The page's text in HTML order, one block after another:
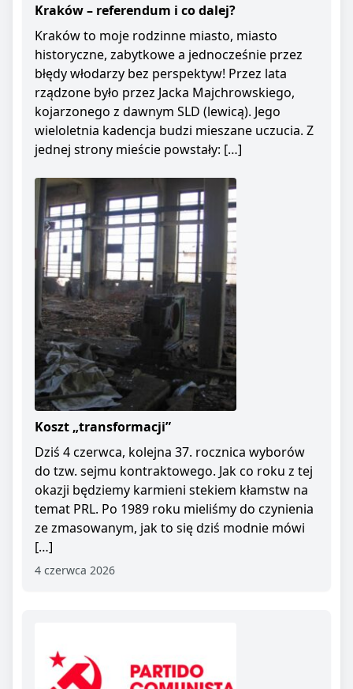
Kraków – referendum i co dalej?
Kraków to moje rodzinne miasto, miasto
historyczne, zabytkowe a jednocześnie przez
błędy włodarzy bez perspektyw! Przez lata
rządzone było przez Jacka Majchrowskiego,
kojarzonego z dawnym SLD (lewicą). Jego
wieloletnia kadencja budzi mieszane uczucia. Z
jednej strony mieście powstały: […]
Koszt „transformacji”
Dziś 4 czerwca, kolejna 37. rocznica wyborów
do tzw. sejmu kontraktowego. Jak co roku z tej
okazji będziemy karmieni stekiem kłamstw na
temat PRL. Po 1989 roku mieliśmy do czynienia
ze zmasowanym, jak to się dziś modnie mówi
[…]
4 czerwca 2026